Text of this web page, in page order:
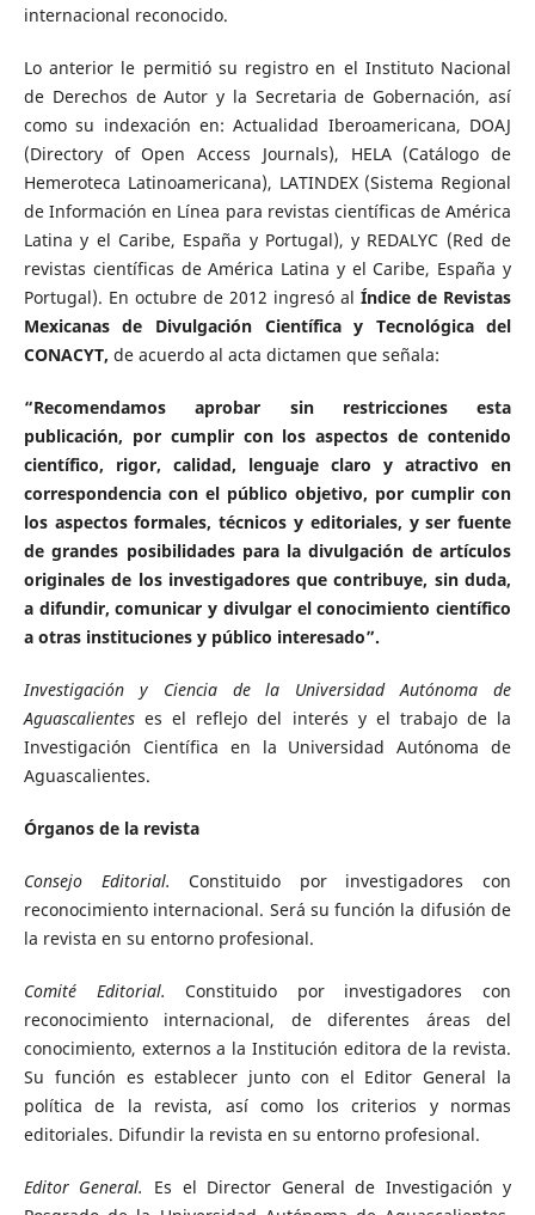
internacional reconocido.
Lo anterior le permitió su registro en el Instituto Nacional
de Derechos de Autor y la Secretaria de Gobernación, así
como su indexación en: Actualidad Iberoamericana, DOAJ
(Directory of Open Access Journals), HELA (Catálogo de
Hemeroteca Latinoamericana), LATINDEX (Sistema Regional
de Información en Línea para revistas científicas de América
Latina y el Caribe, España y Portugal), y REDALYC (Red de
revistas científicas de América Latina y el Caribe, España y
Portugal). En octubre de 2012 ingresó alÍndice de Revistas
Mexicanas de Divulgación Científica y Tecnológica del
CONACYT, de acuerdo al acta dictamen que señala:
“Recomendamos aprobar sin restricciones esta
publicación, por cumplir con los aspectos de contenido
científico, rigor, calidad, lenguaje claro y atractivo en
correspondencia con el público objetivo, por cumplir con
los aspectos formales, técnicos y editoriales, y ser fuente
de grandes posibilidades para la divulgación de artículos
originales de los investigadores que contribuye, sin duda,
a difundir, comunicar y divulgar el conocimiento científico
a otras instituciones y público interesado”.
Investigación y Ciencia de la Universidad Autónoma de
Aguascalienteses el reflejo del interés y el trabajo de la
Investigación Científica en la Universidad Autónoma de
Aguascalientes.
Órganos de la revista
Consejo Editorial. Constituido por investigadores con
reconocimiento internacional. Será su función la difusión de
la revista en su entorno profesional.
Comité Editorial. Constituido por investigadores con
reconocimiento internacional, de diferentes áreas del
conocimiento, externos a la Institución editora de la revista.
Su función es establecer junto con el Editor General la
política de la revista, así como los criterios y normas
editoriales. Difundir la revista en su entorno profesional.
Editor General.
Es el Director General de Investigación y